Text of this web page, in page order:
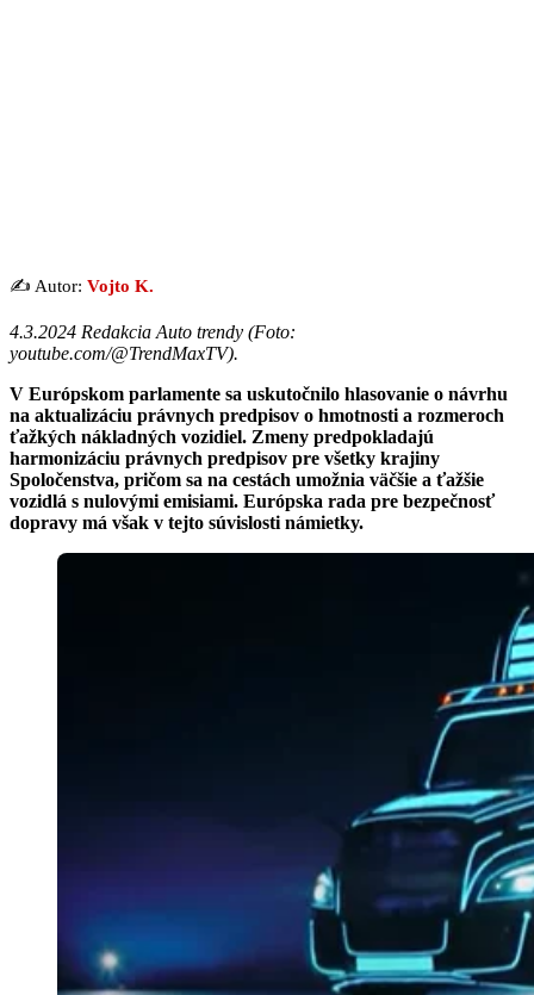
✍️ Autor: Vojto K.
4.3.2024 Redakcia Auto trendy (Foto:
youtube.com/@TrendMaxTV).
V Európskom parlamente sa uskutočnilo hlasovanie o návrhu
na aktualizáciu právnych predpisov o hmotnosti a rozmeroch
ťažkých nákladných vozidiel. Zmeny predpokladajú
harmonizáciu právnych predpisov pre všetky krajiny
Spoločenstva, pričom sa na cestách umožnia väčšie a ťažšie
vozidlá s nulovými emisiami. Európska rada pre bezpečnosť
dopravy má však v tejto súvislosti námietky.